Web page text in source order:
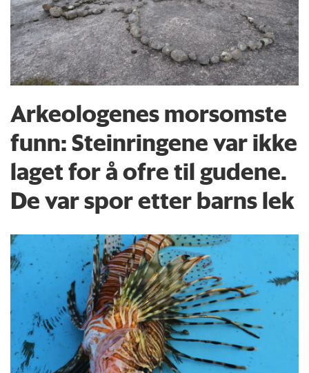
Arkeologenes morsomste
funn: Steinringene var ikke
laget for å ofre til gudene.
De var spor etter barns lek